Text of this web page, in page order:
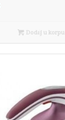
Dodaj u korpu